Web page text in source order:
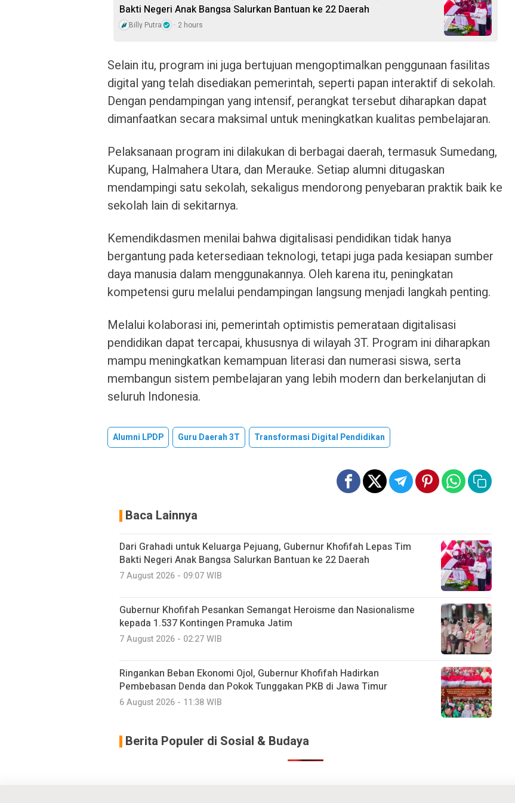
Bakti Negeri Anak Bangsa Salurkan Bantuan ke 22 Daerah
Billy Putra 2 hours
Selain itu, program ini juga bertujuan mengoptimalkan penggunaan fasilitas
digital yang telah disediakan pemerintah, seperti papan interaktif di sekolah.
Dengan pendampingan yang intensif, perangkat tersebut diharapkan dapat
dimanfaatkan secara maksimal untuk meningkatkan kualitas pembelajaran.
Pelaksanaan program ini dilakukan di berbagai daerah, termasuk Sumedang,
Kupang, Halmahera Utara, dan Merauke. Setiap alumni ditugaskan
mendampingi satu sekolah, sekaligus mendorong penyebaran praktik baik ke
sekolah lain di sekitarnya.
Kemendikdasmen menilai bahwa digitalisasi pendidikan tidak hanya
bergantung pada ketersediaan teknologi, tetapi juga pada kesiapan sumber
daya manusia dalam menggunakannya. Oleh karena itu, peningkatan
kompetensi guru melalui pendampingan langsung menjadi langkah penting.
Melalui kolaborasi ini, pemerintah optimistis pemerataan digitalisasi
pendidikan dapat tercapai, khususnya di wilayah 3T. Program ini diharapkan
mampu meningkatkan kemampuan literasi dan numerasi siswa, serta
membangun sistem pembelajaran yang lebih modern dan berkelanjutan di
seluruh Indonesia.
Alumni LPDP Guru Daerah 3T Transformasi Digital Pendidikan
Baca Lainnya
Dari Grahadi untuk Keluarga Pejuang, Gubernur Khofifah Lepas Tim
Bakti Negeri Anak Bangsa Salurkan Bantuan ke 22 Daerah
7 August 2026 - 09:07 WIB
Gubernur Khofifah Pesankan Semangat Heroisme dan Nasionalisme
kepada 1.537 Kontingen Pramuka Jatim
7 August 2026 - 02:27 WIB
Ringankan Beban Ekonomi Ojol, Gubernur Khofifah Hadirkan
Pembebasan Denda dan Pokok Tunggakan PKB di Jawa Timur
6 August 2026 - 11:38 WIB
Berita Populer di Sosial & Budaya